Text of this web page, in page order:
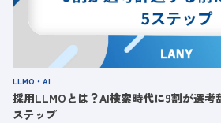
LLMO・AI
採用LLMOとは？AI検索時代に9割が選考
ステップ